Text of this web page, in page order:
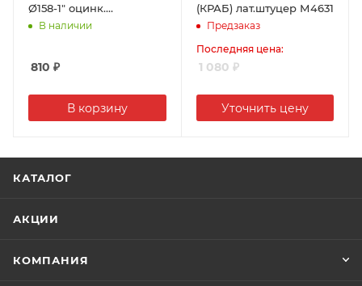
Ø158-1" оцинк.
ДЖИЛЕКС (1)
В наличии
810 ₽
В корзину
(КРАБ) лат.штуцер М4631
Предзаказ
Последняя цена:
1 080 ₽
Уточнить цену
КАТАЛОГ
АКЦИИ
КОМПАНИЯ